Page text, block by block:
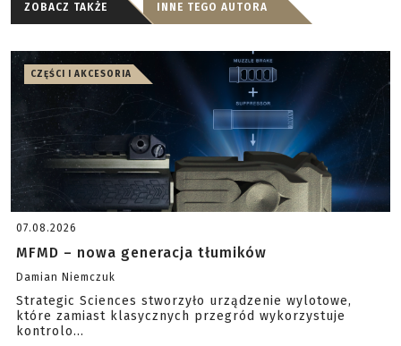
ZOBACZ TAKŻE INNE TEGO AUTORA
CZĘŚCI I AKCESORIA
07.08.2026
MFMD – nowa generacja tłumików
Damian Niemczuk
Strategic Sciences stworzyło urządzenie wylotowe,
które zamiast klasycznych przegród wykorzystuje
kontrolo...